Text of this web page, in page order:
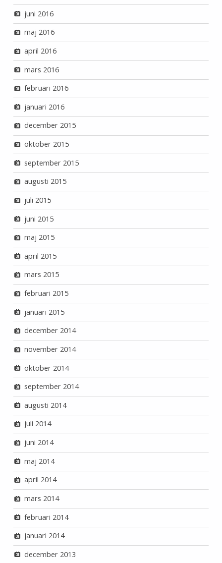
juni 2016
maj 2016
april 2016
mars 2016
februari 2016
januari 2016
december 2015
oktober 2015
september 2015
augusti 2015
juli 2015
juni 2015
maj 2015
april 2015
mars 2015
februari 2015
januari 2015
december 2014
november 2014
oktober 2014
september 2014
augusti 2014
juli 2014
juni 2014
maj 2014
april 2014
mars 2014
februari 2014
januari 2014
december 2013